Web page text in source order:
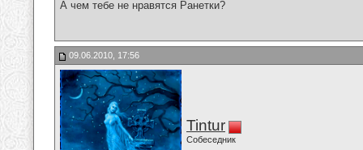
А чем тебе не нравятся Ранетки?
09.06.2010, 17:56
Tintur
Собеседник